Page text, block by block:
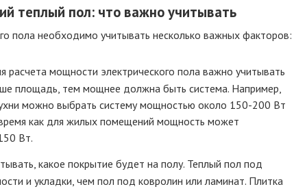
теплый пол: что важно учитывать
пола необходимо учитывать несколько важных факторов:
расчета мощности электрического пола важно учитывать
площадь, тем мощнее должна быть система. Например,
можно выбрать систему мощностью около 150-200 Вт
как для жилых помещений мощность может
Вт.
какое покрытие будет на полу. Теплый пол под
и укладки, чем пол под ковролин или ламинат. Плитка